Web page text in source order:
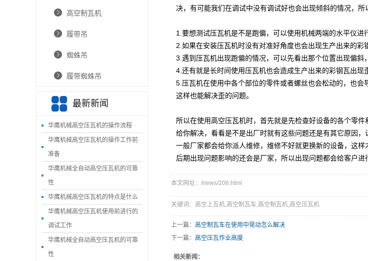
高空制瓦机
履带吊
蜘蛛吊
履带蜘蛛吊
最新新闻
华鹰机械高空压瓦机的操作流程
华鹰机械高空压瓦机的操作工作前
准备
华鹰机械‌全自动高空压瓦机的可靠
性
华鹰机械‌高空压瓦机的特点是什么
华鹰机械‌高空压瓦机使用前进行的
调试工作
华鹰机械‌全自动高空压瓦机的可靠
性
决，有可能我们在调试中没有调试好也会出现倾斜的情况，所
1.要想测试压瓦机是不是跑偏，可以使用机械两端的水平仪进
2.如果在安装压瓦机时没有对准好角度也会出现生产出来的彩
3.遇到压瓦机出现跑偏的情况，可以先看出那个位置出现偏斜
4.还有就是长时间使用压瓦机也会造成生产出来的彩钢瓦出现
5.压瓦机在使用中各个部位的零件或者螺丝也会松动的，也会
这样也能解决歪的问题。
所以在使用高空压瓦机时，首先就是先检查好设备的各个零
给你解决，看看是不是出厂时就有这些问题还是有其它原因
一般厂家都会给你派人维修，维修不好就更换新的设备，这
后期出现问题影响的还会是厂家，所以出现问题都会给客户进
本文网址：/news/206.html
关键词：高空上瓦机,高空制瓦车,高空制瓦机,高空压瓦机
上一篇： 高空制瓦车在使用中晃动怎么解决
下一篇： 高空压瓦作业高度
相关新闻：